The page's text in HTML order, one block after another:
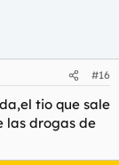
#16
tio que sale
las drogas de